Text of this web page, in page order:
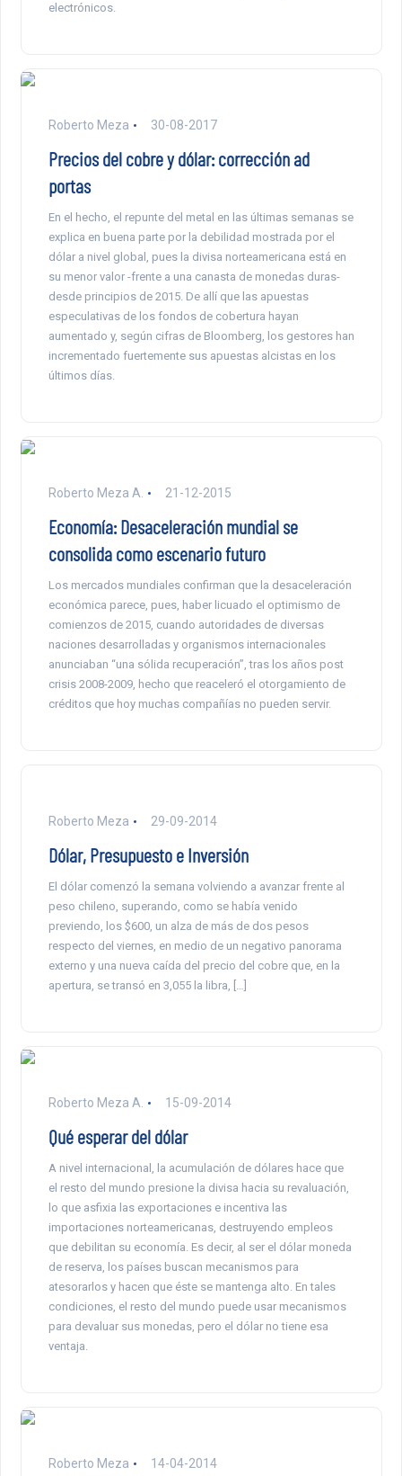
electrónicos.
Roberto Meza 30-08-2017
Precios del cobre y dólar: corrección ad
portas
En el hecho, el repunte del metal en las últimas semanas se
explica en buena parte por la debilidad mostrada por el
dólar a nivel global, pues la divisa norteamericana está en
su menor valor -frente a una canasta de monedas duras-
desde principios de 2015. De allí que las apuestas
especulativas de los fondos de cobertura hayan
aumentado y, según cifras de Bloomberg, los gestores han
incrementado fuertemente sus apuestas alcistas en los
últimos días.
Roberto Meza A. 21-12-2015
Economía: Desaceleración mundial se
consolida como escenario futuro
Los mercados mundiales confirman que la desaceleración
económica parece, pues, haber licuado el optimismo de
comienzos de 2015, cuando autoridades de diversas
naciones desarrolladas y organismos internacionales
anunciaban “una sólida recuperación”, tras los años post
crisis 2008-2009, hecho que reaceleró el otorgamiento de
créditos que hoy muchas compañías no pueden servir.
Roberto Meza 29-09-2014
Dólar, Presupuesto e Inversión
El dólar comenzó la semana volviendo a avanzar frente al
peso chileno, superando, como se había venido
previendo, los $600, un alza de más de dos pesos
respecto del viernes, en medio de un negativo panorama
externo y una nueva caída del precio del cobre que, en la
apertura, se transó en 3,055 la libra, […]
Roberto Meza A. 15-09-2014
Qué esperar del dólar
A nivel internacional, la acumulación de dólares hace que
el resto del mundo presione la divisa hacia su revaluación,
lo que asfixia las exportaciones e incentiva las
importaciones norteamericanas, destruyendo empleos
que debilitan su economía. Es decir, al ser el dólar moneda
de reserva, los países buscan mecanismos para
atesorarlos y hacen que éste se mantenga alto. En tales
condiciones, el resto del mundo puede usar mecanismos
para devaluar sus monedas, pero el dólar no tiene esa
ventaja.
Roberto Meza 14-04-2014